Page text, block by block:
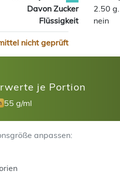
Davon Zucker
2.50 g.
Flüssigkeit
nein
nicht geprüft
je Portion
55 g/ml
anpassen: